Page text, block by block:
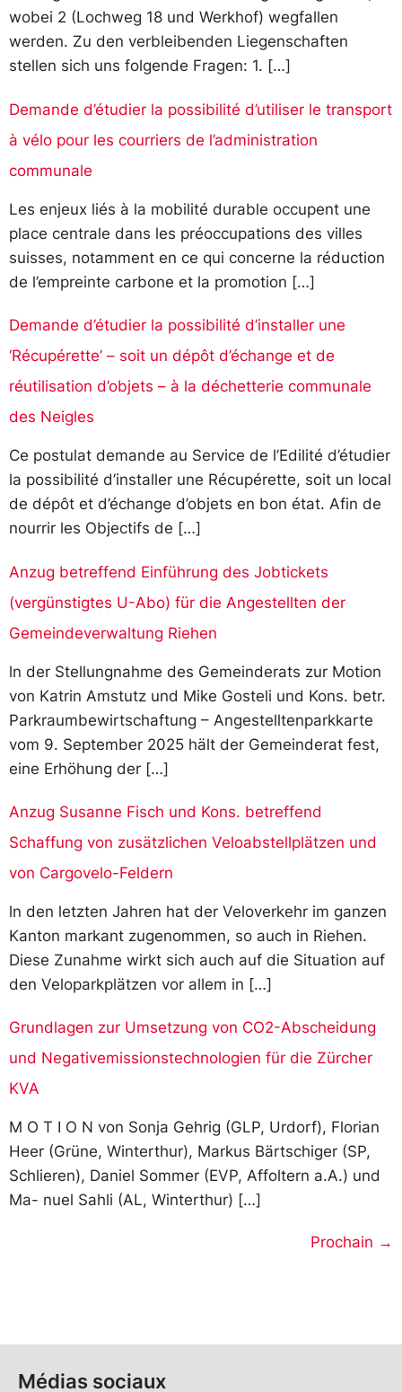
wobei 2 (Lochweg 18 und Werkhof) wegfallen
werden. Zu den verbleibenden Liegenschaften
stellen sich uns folgende Fragen: 1. […]
Demande d’étudier la possibilité d’utiliser le transport
à vélo pour les courriers de l’administration
communale
Les enjeux liés à la mobilité durable occupent une
place centrale dans les préoccupations des villes
suisses, notamment en ce qui concerne la réduction
de l’empreinte carbone et la promotion […]
Demande d’étudier la possibilité d’installer une
‘Récupérette’ – soit un dépôt d’échange et de
réutilisation d’objets – à la déchetterie communale
des Neigles
Ce postulat demande au Service de l’Edilité d’étudier
la possibilité d’installer une Récupérette, soit un local
de dépôt et d’échange d’objets en bon état. Afin de
nourrir les Objectifs de […]
Anzug betreffend Einführung des Jobtickets
(vergünstigtes U-Abo) für die Angestellten der
Gemeindeverwaltung Riehen
ln der Stellungnahme des Gemeinderats zur Motion
von Katrin Amstutz und Mike Gosteli und Kons. betr.
Parkraumbewirtschaftung – Angestelltenparkkarte
vom 9. September 2025 hält der Gemeinderat fest,
eine Erhöhung der […]
Anzug Susanne Fisch und Kons. betreffend
Schaffung von zusätzlichen Veloabstellplätzen und
von Cargovelo-Feldern
ln den letzten Jahren hat der Veloverkehr im ganzen
Kanton markant zugenommen, so auch in Riehen.
Diese Zunahme wirkt sich auch auf die Situation auf
den Veloparkplätzen vor allem in […]
Grundlagen zur Umsetzung von CO2-Abscheidung
und Negativemissionstechnologien für die Zürcher
KVA
M O T I O N von Sonja Gehrig (GLP, Urdorf), Florian
Heer (Grüne, Winterthur), Markus Bärtschiger (SP,
Schlieren), Daniel Sommer (EVP, Affoltern a.A.) und
Ma- nuel Sahli (AL, Winterthur) […]
Prochain →
Médias sociaux